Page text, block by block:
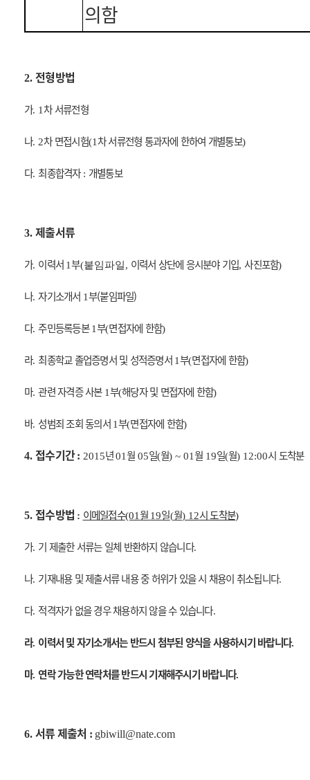
의함
2. 전형방법
가. 1 차 서류전형
나. 2차 면접시험(1 차 서류전형 통과자에 한하여 개별통보)
다. 최종합격자 : 개별통보
3. 제출서류
가. 이력서 1부(붙임파일, 이력서 상단에 응시분야 기입,사진포함)
나.자기소개서 1부(붙임파일)
다.주민등록등본1부(면접자에 한함)
라. 최종학교 졸업증명서 및 성적증명서 1부(면접자에 한함)
마.관련 자격증 사본 1부(해당자 및 면접자에 한함)
바. 성범죄 조회 동의서 1부(면접자에 한함)
4. 접수기간: 2015년01월 05일(월) ~ 01월 19일(월) 12:00시 도착분
5. 접수방법 : 이메일접수(01월 19일(월) 12시도착분)
가. 기 제출한 서류는 일체 반환하지 않습니다.
나. 기재내용 및 제출서류 내용 중 허위가 있을 시 채용이 취소됩니다.
다. 적격자가 없을 경우 채용하지 않을 수 있습니다.
라. 이력서 및 자기소개서는 반드시 첨부된 양식을 사용하시기 바랍니다.
마.연락 가능한 연락처를 반드시 기재해주시기 바랍니다.
6. 서류 제출처 : gbiwill@nate.com